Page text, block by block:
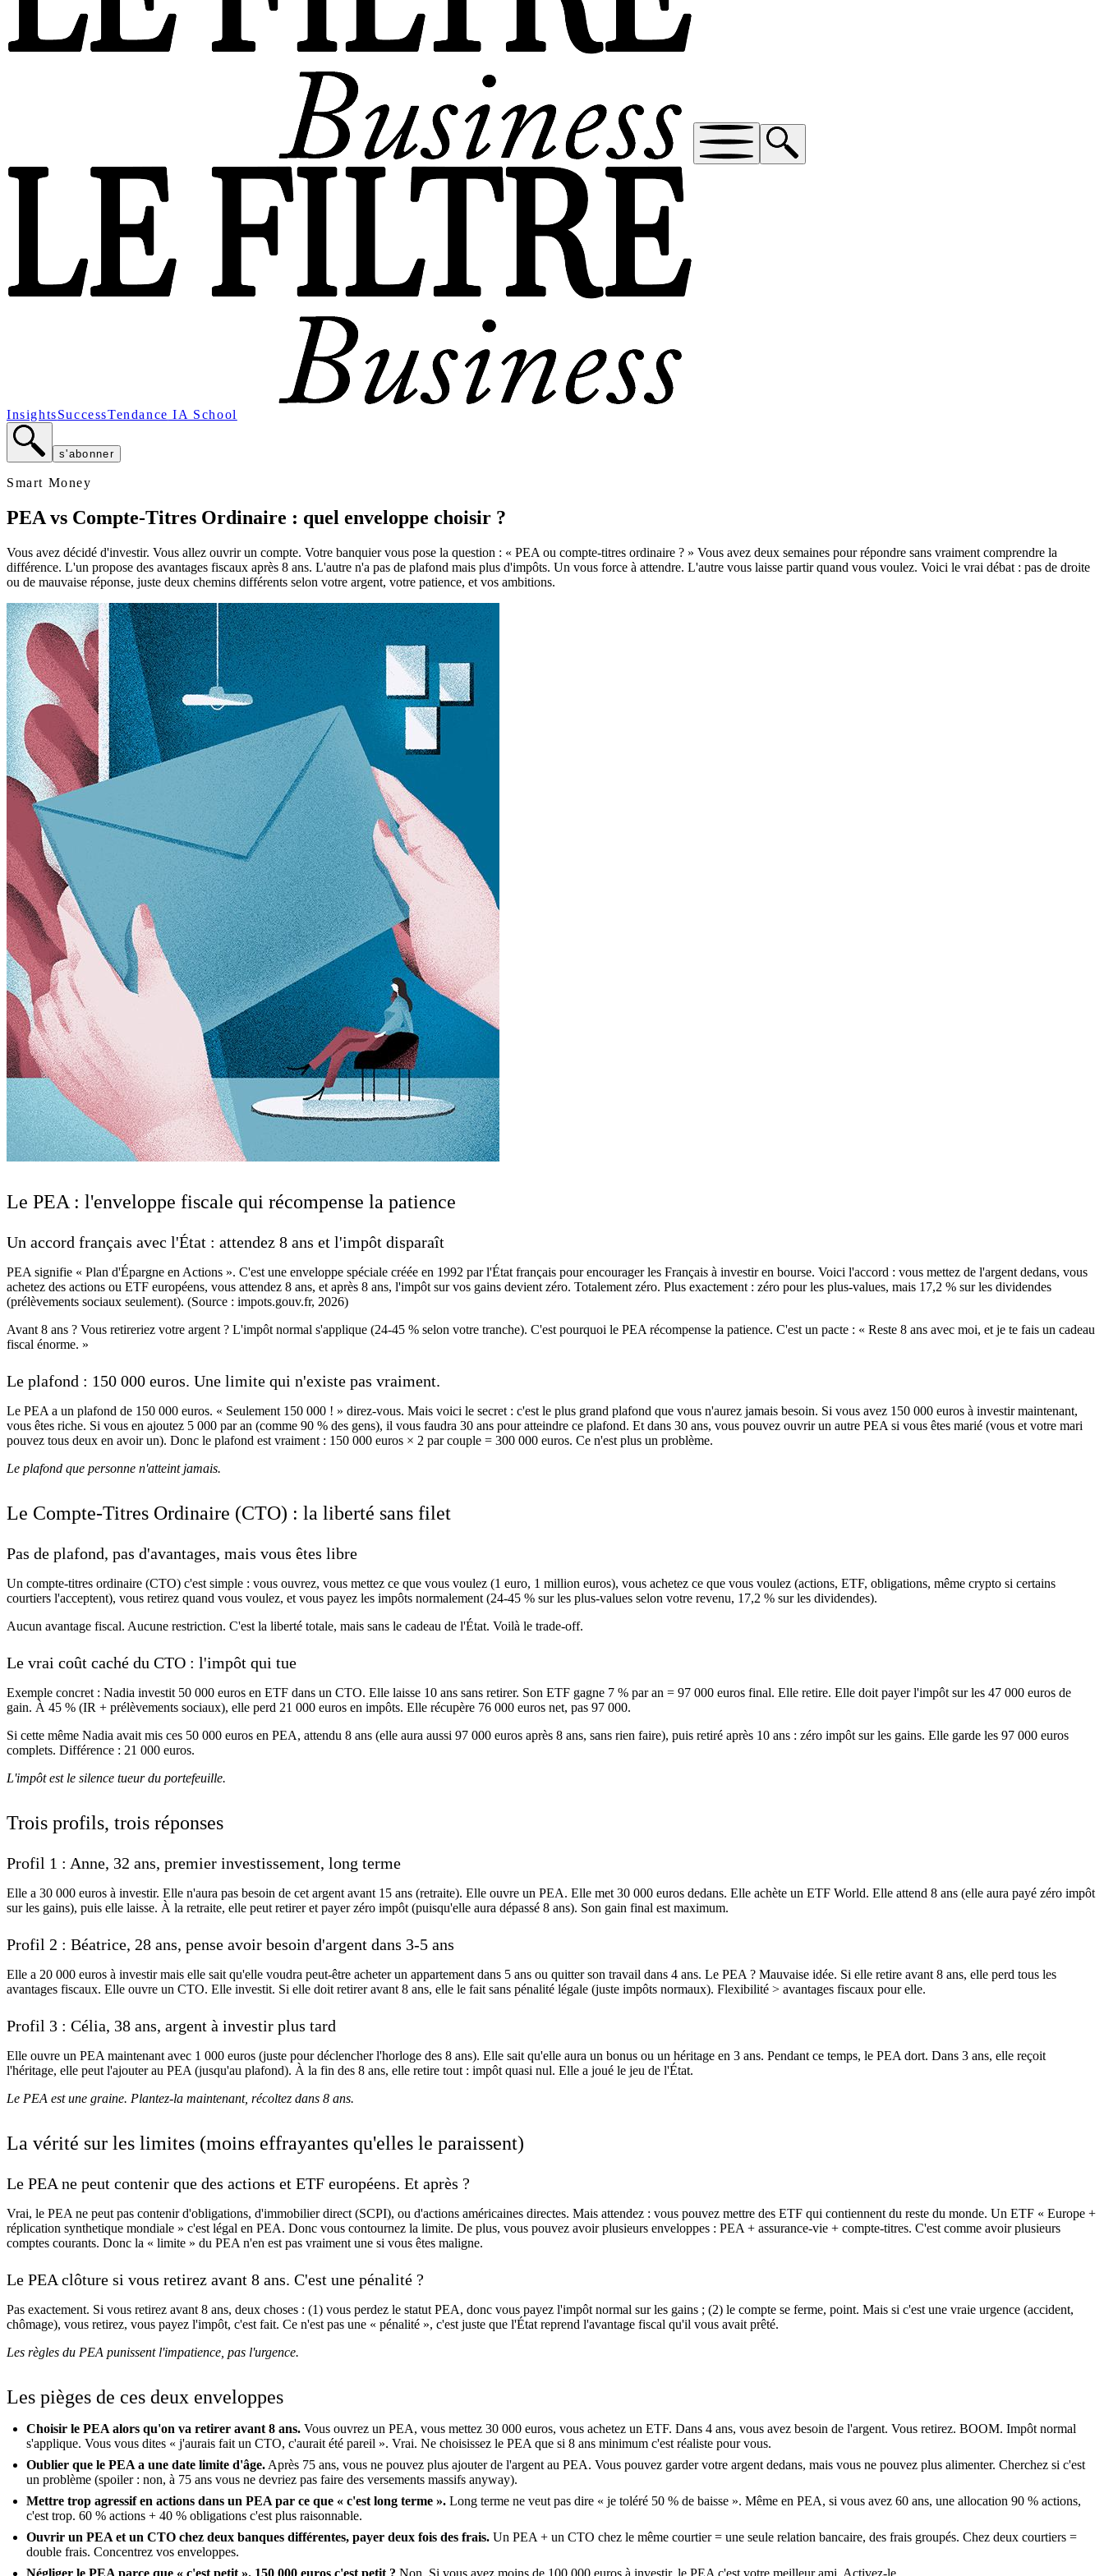
InsightsSuccessTendance IA School
s'abonner
Smart Money
PEA vs Compte-Titres Ordinaire : quel enveloppe choisir ?
Vous avez décidé d'investir. Vous allez ouvrir un compte. Votre banquier vous pose la question : « PEA ou compte-titres ordinaire ? » Vous avez deux semaines pour répondre sans vraiment comprendre la
différence. L'un propose des avantages fiscaux après 8 ans. L'autre n'a pas de plafond mais plus d'impôts. Un vous force à attendre. L'autre vous laisse partir quand vous voulez. Voici le vrai débat : pas de droite
ou de mauvaise réponse, juste deux chemins différents selon votre argent, votre patience, et vos ambitions.
Le PEA : l'enveloppe fiscale qui récompense la patience
Un accord français avec l'État : attendez 8 ans et l'impôt disparaît
PEA signifie « Plan d'Épargne en Actions ». C'est une enveloppe spéciale créée en 1992 par l'État français pour encourager les Français à investir en bourse. Voici l'accord : vous mettez de l'argent dedans, vous
achetez des actions ou ETF européens, vous attendez 8 ans, et après 8 ans, l'impôt sur vos gains devient zéro. Totalement zéro. Plus exactement : zéro pour les plus-values, mais 17,2 % sur les dividendes
(prélèvements sociaux seulement). (Source : impots.gouv.fr, 2026)
Avant 8 ans ? Vous retireriez votre argent ? L'impôt normal s'applique (24-45 % selon votre tranche). C'est pourquoi le PEA récompense la patience. C'est un pacte : « Reste 8 ans avec moi, et je te fais un cadeau
fiscal énorme. »
Le plafond : 150 000 euros. Une limite qui n'existe pas vraiment.
Le PEA a un plafond de 150 000 euros. « Seulement 150 000 ! » direz-vous. Mais voici le secret : c'est le plus grand plafond que vous n'aurez jamais besoin. Si vous avez 150 000 euros à investir maintenant,
vous êtes riche. Si vous en ajoutez 5 000 par an (comme 90 % des gens), il vous faudra 30 ans pour atteindre ce plafond. Et dans 30 ans, vous pouvez ouvrir un autre PEA si vous êtes marié (vous et votre mari
pouvez tous deux en avoir un). Donc le plafond est vraiment : 150 000 euros × 2 par couple = 300 000 euros. Ce n'est plus un problème.
Le plafond que personne n'atteint jamais.
Le Compte-Titres Ordinaire (CTO) : la liberté sans filet
Pas de plafond, pas d'avantages, mais vous êtes libre
Un compte-titres ordinaire (CTO) c'est simple : vous ouvrez, vous mettez ce que vous voulez (1 euro, 1 million euros), vous achetez ce que vous voulez (actions, ETF, obligations, même crypto si certains
courtiers l'acceptent), vous retirez quand vous voulez, et vous payez les impôts normalement (24-45 % sur les plus-values selon votre revenu, 17,2 % sur les dividendes).
Aucun avantage fiscal. Aucune restriction. C'est la liberté totale, mais sans le cadeau de l'État. Voilà le trade-off.
Le vrai coût caché du CTO : l'impôt qui tue
Exemple concret : Nadia investit 50 000 euros en ETF dans un CTO. Elle laisse 10 ans sans retirer. Son ETF gagne 7 % par an = 97 000 euros final. Elle retire. Elle doit payer l'impôt sur les 47 000 euros de
gain. À 45 % (IR + prélèvements sociaux), elle perd 21 000 euros en impôts. Elle récupère 76 000 euros net, pas 97 000.
Si cette même Nadia avait mis ces 50 000 euros en PEA, attendu 8 ans (elle aura aussi 97 000 euros après 8 ans, sans rien faire), puis retiré après 10 ans : zéro impôt sur les gains. Elle garde les 97 000 euros
complets. Différence : 21 000 euros.
L'impôt est le silence tueur du portefeuille.
Trois profils, trois réponses
Profil 1 : Anne, 32 ans, premier investissement, long terme
Elle a 30 000 euros à investir. Elle n'aura pas besoin de cet argent avant 15 ans (retraite). Elle ouvre un PEA. Elle met 30 000 euros dedans. Elle achète un ETF World. Elle attend 8 ans (elle aura payé zéro impôt
sur les gains), puis elle laisse. À la retraite, elle peut retirer et payer zéro impôt (puisqu'elle aura dépassé 8 ans). Son gain final est maximum.
Profil 2 : Béatrice, 28 ans, pense avoir besoin d'argent dans 3-5 ans
Elle a 20 000 euros à investir mais elle sait qu'elle voudra peut-être acheter un appartement dans 5 ans ou quitter son travail dans 4 ans. Le PEA ? Mauvaise idée. Si elle retire avant 8 ans, elle perd tous les
avantages fiscaux. Elle ouvre un CTO. Elle investit. Si elle doit retirer avant 8 ans, elle le fait sans pénalité légale (juste impôts normaux). Flexibilité > avantages fiscaux pour elle.
Profil 3 : Célia, 38 ans, argent à investir plus tard
Elle ouvre un PEA maintenant avec 1 000 euros (juste pour déclencher l'horloge des 8 ans). Elle sait qu'elle aura un bonus ou un héritage en 3 ans. Pendant ce temps, le PEA dort. Dans 3 ans, elle reçoit
l'héritage, elle peut l'ajouter au PEA (jusqu'au plafond). À la fin des 8 ans, elle retire tout : impôt quasi nul. Elle a joué le jeu de l'État.
Le PEA est une graine. Plantez-la maintenant, récoltez dans 8 ans.
La vérité sur les limites (moins effrayantes qu'elles le paraissent)
Le PEA ne peut contenir que des actions et ETF européens. Et après ?
Vrai, le PEA ne peut pas contenir d'obligations, d'immobilier direct (SCPI), ou d'actions américaines directes. Mais attendez : vous pouvez mettre des ETF qui contiennent du reste du monde. Un ETF « Europe +
réplication synthetique mondiale » c'est légal en PEA. Donc vous contournez la limite. De plus, vous pouvez avoir plusieurs enveloppes : PEA + assurance-vie + compte-titres. C'est comme avoir plusieurs
comptes courants. Donc la « limite » du PEA n'en est pas vraiment une si vous êtes maligne.
Le PEA clôture si vous retirez avant 8 ans. C'est une pénalité ?
Pas exactement. Si vous retirez avant 8 ans, deux choses : (1) vous perdez le statut PEA, donc vous payez l'impôt normal sur les gains ; (2) le compte se ferme, point. Mais si c'est une vraie urgence (accident,
chômage), vous retirez, vous payez l'impôt, c'est fait. Ce n'est pas une « pénalité », c'est juste que l'État reprend l'avantage fiscal qu'il vous avait prêté.
Les règles du PEA punissent l'impatience, pas l'urgence.
Les pièges de ces deux enveloppes
Choisir le PEA alors qu'on va retirer avant 8 ans. Vous ouvrez un PEA, vous mettez 30 000 euros, vous achetez un ETF. Dans 4 ans, vous avez besoin de l'argent. Vous retirez. BOOM. Impôt normal
s'applique. Vous vous dites « j'aurais fait un CTO, c'aurait été pareil ». Vrai. Ne choisissez le PEA que si 8 ans minimum c'est réaliste pour vous.
Oublier que le PEA a une date limite d'âge. Après 75 ans, vous ne pouvez plus ajouter de l'argent au PEA. Vous pouvez garder votre argent dedans, mais vous ne pouvez plus alimenter. Cherchez si c'est
un problème (spoiler : non, à 75 ans vous ne devriez pas faire des versements massifs anyway).
Mettre trop agressif en actions dans un PEA par ce que « c'est long terme ». Long terme ne veut pas dire « je toléré 50 % de baisse ». Même en PEA, si vous avez 60 ans, une allocation 90 % actions,
c'est trop. 60 % actions + 40 % obligations c'est plus raisonnable.
Ouvrir un PEA et un CTO chez deux banques différentes, payer deux fois des frais. Un PEA + un CTO chez le même courtier = une seule relation bancaire, des frais groupés. Chez deux courtiers =
double frais. Concentrez vos enveloppes.
Négliger le PEA parce que « c'est petit ». 150 000 euros c'est petit ? Non. Si vous avez moins de 100 000 euros à investir, le PEA c'est votre meilleur ami. Activez-le.